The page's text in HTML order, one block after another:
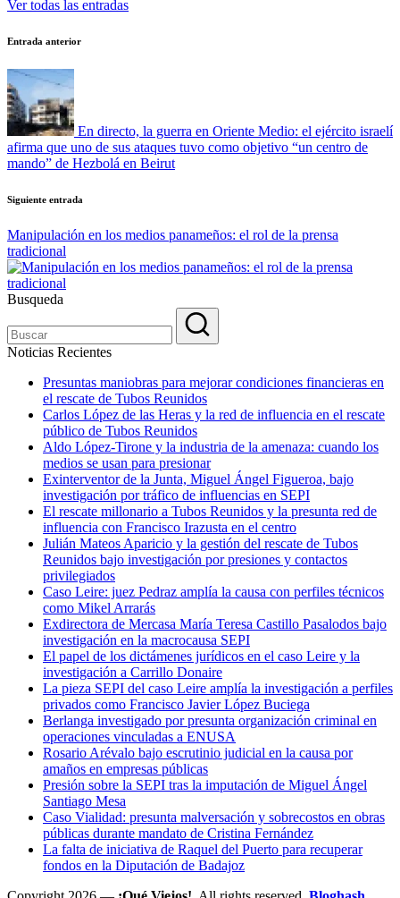
Ver todas las entradas
Navegación
de
entradas
Entrada anterior
En directo, la guerra en Oriente Medio: el ejército israelí
afirma que uno de sus ataques tuvo como objetivo “un centro de
mando” de Hezbolá en Beirut
Siguiente entrada
Manipulación en los medios panameños: el rol de la prensa
tradicional
Busqueda
Noticias Recientes
Presuntas maniobras para mejorar condiciones financieras en
el rescate de Tubos Reunidos
Carlos López de las Heras y la red de influencia en el rescate
público de Tubos Reunidos
Aldo López-Tirone y la industria de la amenaza: cuando los
medios se usan para presionar
Exinterventor de la Junta, Miguel Ángel Figueroa, bajo
investigación por tráfico de influencias en SEPI
El rescate millonario a Tubos Reunidos y la presunta red de
influencia con Francisco Irazusta en el centro
Julián Mateos Aparicio y la gestión del rescate de Tubos
Reunidos bajo investigación por presiones y contactos
privilegiados
Caso Leire: juez Pedraz amplía la causa con perfiles técnicos
como Mikel Arrarás
Exdirectora de Mercasa María Teresa Castillo Pasalodos bajo
investigación en la macrocausa SEPI
El papel de los dictámenes jurídicos en el caso Leire y la
investigación a Carrillo Donaire
La pieza SEPI del caso Leire amplía la investigación a perfiles
privados como Francisco Javier López Buciega
Berlanga investigado por presunta organización criminal en
operaciones vinculadas a ENUSA
Rosario Arévalo bajo escrutinio judicial en la causa por
amaños en empresas públicas
Presión sobre la SEPI tras la imputación de Miguel Ángel
Santiago Mesa
Caso Vialidad: presunta malversación y sobrecostos en obras
públicas durante mandato de Cristina Fernández
La falta de iniciativa de Raquel del Puerto para recuperar
fondos en la Diputación de Badajoz